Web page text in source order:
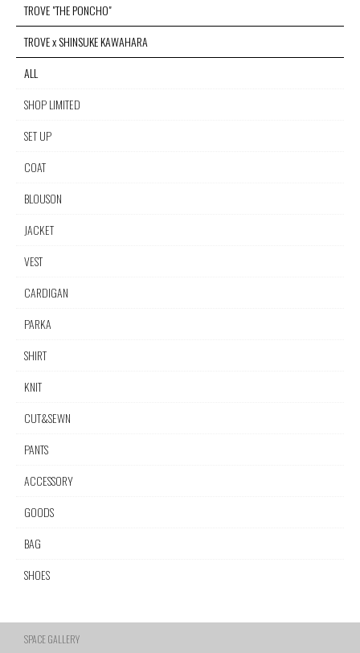
TROVE "THE PONCHO"
TROVE x SHINSUKE KAWAHARA
ALL
SHOP LIMITED
SET UP
COAT
BLOUSON
JACKET
VEST
CARDIGAN
PARKA
SHIRT
KNIT
CUT&SEWN
PANTS
ACCESSORY
GOODS
BAG
SHOES
SPACE GALLERY